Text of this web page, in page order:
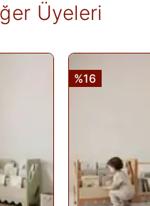
edilmez. Ayıplı ürünler,
belgelenmediği sürece iade
bu bilgiler ürün
uygun olduğu takdirde 10
başlatmak için lütfen
Üyeleri
%16